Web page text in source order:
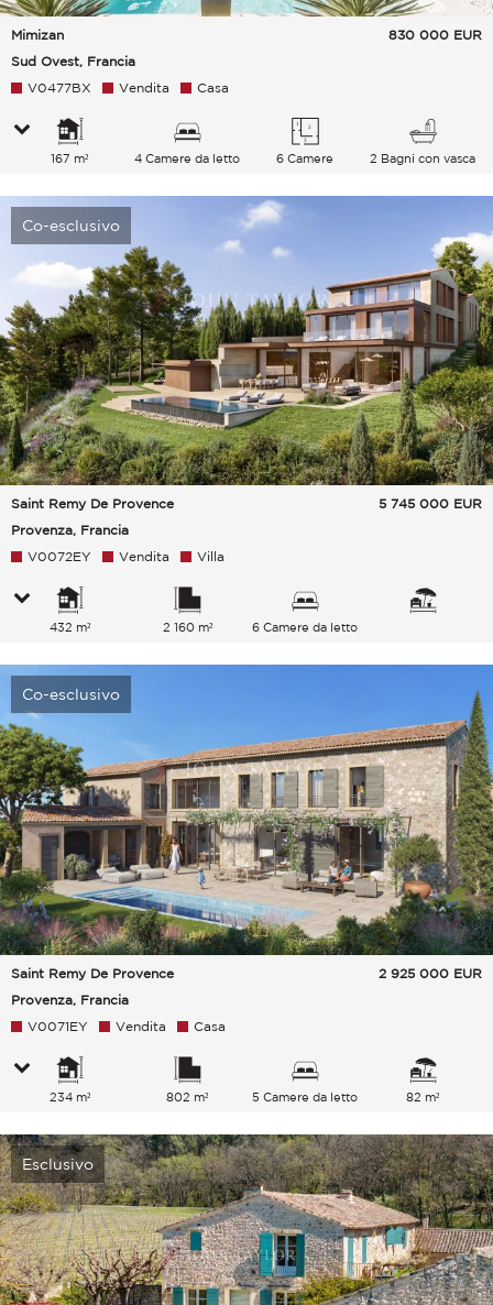
Mimizan
Sud Ovest, Francia
830 000 EUR
V0477BX Vendita Casa
167 m² 4 Camere da letto 6 Camere 2 Bagni con vasca
Co-esclusivo
Saint Remy De Provence
Provenza, Francia
5 745 000 EUR
V0072EY Vendita Villa
432 m² 2 160 m² 6 Camere da letto
Co-esclusivo
Saint Remy De Provence
Provenza, Francia
2 925 000 EUR
V0071EY Vendita Casa
234 m² 802 m² 5 Camere da letto 82 m²
Esclusivo